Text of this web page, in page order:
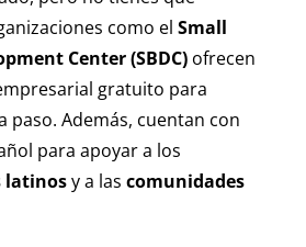
como el Small
Center (SBDC)ofrecen
gratuito para
paso. Además, cuentan con
para apoyar a los
latinosy a las comunidades